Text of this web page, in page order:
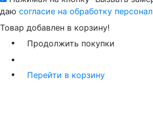
даю согласие на обработку
Товар добавлен в корзину!
Продолжить покупки
Перейти в корзину